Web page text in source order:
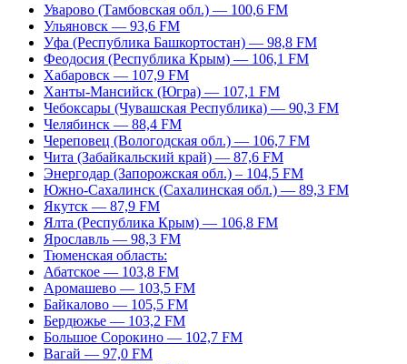
Уварово (Тамбовская обл.) — 100,6 FM
Ульяновск — 93,6 FM
Уфа (Республика Башкортостан) — 98,8 FM
Феодосия (Республика Крым) — 106,1 FM
Хабаровск — 107,9 FM
Ханты-Мансийск (Югра) — 107,1 FM
Чебоксары (Чувашская Республика) — 90,3 FM
Челябинск — 88,4 FM
Череповец (Вологодская обл.) — 106,7 FM
Чита (Забайкальский край) — 87,6 FM
Энергодар (Запорожская обл.) – 104,5 FM
Южно-Сахалинск (Сахалинская обл.) — 89,3 FM
Якутск — 87,9 FM
Ялта (Республика Крым) — 106,8 FM
Ярославль — 98,3 FM
Тюменская область:
Абатское — 103,8 FM
Аромашево — 103,5 FM
Байкалово — 105,5 FM
Бердюжье — 103,2 FM
Большое Сорокино — 102,7 FM
Вагай — 97,0 FM